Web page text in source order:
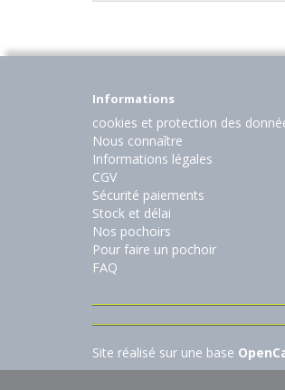
Informations
cookies et protection des
Nous connaître
Informations légales
CGV
Sécurité paiements
Stock et délai
Nos pochoirs
Pour faire un pochoir
FAQ
Site réalisé sur une base